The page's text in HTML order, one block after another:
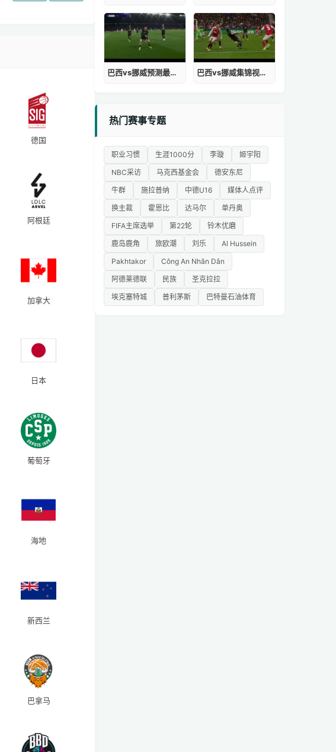
德国
阿根廷
加拿大
日本
葡萄牙
海地
新西兰
巴拿马
巴西vs挪威预测最新消息视频 巴西vs挪威集锦视频在线观看免费
热门赛事专题
职业习惯 生涯1000分 李璇
姬宇阳
NBC采访
马克西基金会
德安东尼
牛群
施拉普纳 中德U16
媒体人点评
换主裁
霍恩比 达马尔
单丹奥
FIFA主席选举
第22轮
铃木优磨
鹿岛鹿角
旅欧潮 刘乐
Al Hussein
Pakhtakor
Công An Nhân Dân
阿德莱德联
民族
圣克拉拉
埃克塞特城
普利茅斯 巴特曼石油体育